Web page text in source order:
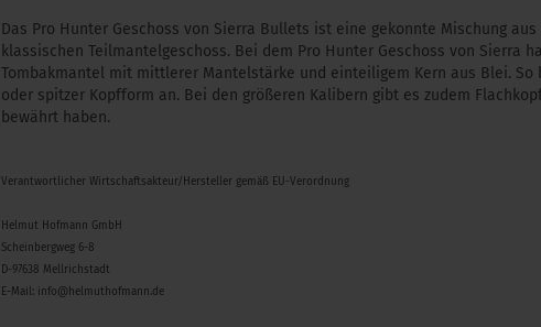
Das Pro Hunter Geschoss von Sierra Bullets ist eine gekonnte Mischung
klassischen Teilmantelgeschoss. Bei dem Pro Hunter Geschoss von Sierra
Tombakmantel mit mittlerer Mantelstärke und einteiligem Kern aus Blei.
oder spitzer Kopfform an. Bei den größeren Kalibern gibt es zudem
bewährt haben.
Verantwortlicher Wirtschaftsakteur/Hersteller gemäß EU-Verordnung
Helmut Hofmann GmbH
Scheinbergweg 6-8
D-97638 Mellrichstadt
E-Mail: info@helmuthofmann.de